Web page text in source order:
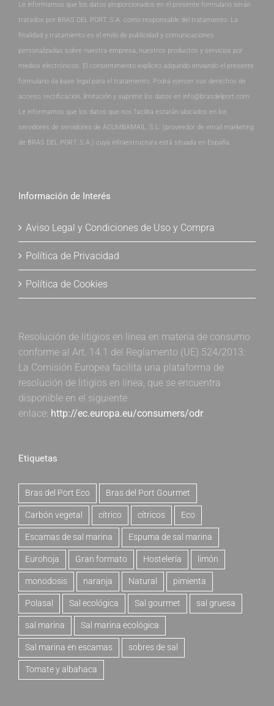
Le informamos que los datos proporcionados en el presente formulario serán
tratados por BRAS DEL PORT, S.A. como responsable del tratamiento. La
finalidad y tratamiento es el envío de publicidad y comunicaciones
personalizadas sobre nuestra empresa, nuestros productos y servicios por
medios electrónicos. El consentimiento explícito adquirido enviando el presente
formulario da base legal para el tratamiento. Podrá ejercer sus derechos de
acceso, rectificación, limitación y suprimir los datos en info@brasdelport.com.
Le informamos que los datos que nos facilita estarán ubicados en los
servidores de servidores de ACUMBAMAIL, S.L. (proveedor de email marketing
de BRAS DEL PORT, S.A.) cuya infraestructura está situada en España.
Información de Interés
Aviso Legal y Condiciones de Uso y Compra
Política de Privacidad
Política de Cookies
Resolución de litigios en línea en materia de consumo
conforme al Art. 14.1 del Reglamento (UE) 524/2013:
La Comisión Europea facilita una plataforma de
resolución de litigios en línea, que se encuentra
disponible en el siguiente
enlace: http://ec.europa.eu/consumers/odr.
Etiquetas
Bras del Port Eco Bras del Port Gourmet
Carbón vegetal cítrico cítricos Eco
Escamas de sal marina Espuma de sal marina
Eurohoja Gran formato Hostelería limón
monodosis naranja Natural pimienta
Polasal Sal ecológica Sal gourmet sal gruesa
sal marina Sal marina ecológica
Sal marina en escamas sobres de sal
Tomate y albahaca